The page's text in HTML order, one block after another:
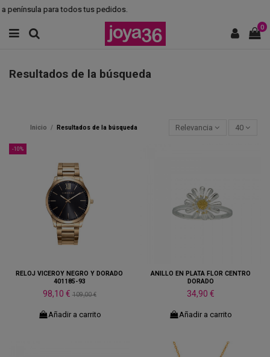
para todos tus pedidos.
0
Resultados de la búsqueda
Inicio Resultados de la búsqueda Relevancia 40
-10%
RELOJ VICEROY NEGRO Y DORADO
401185-93
98,10 € 109,00 €
Añadir a carrito
ANILLO EN PLATA FLOR CENTRO
DORADO
34,90 €
Añadir a carrito